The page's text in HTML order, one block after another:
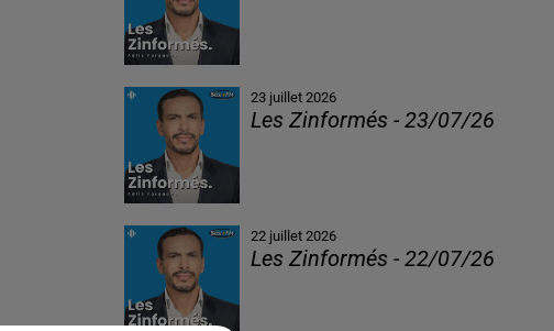
23 juillet 2026
Les Zinformés - 23/07/26
22 juillet 2026
Les Zinformés - 22/07/26